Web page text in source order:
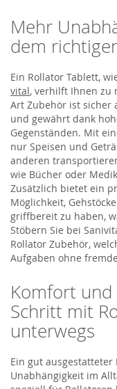
Mehr
dem
Ein Rollator Tablett,
vital, verhilft Ihnen zu
Art Zubehör ist sicher
und gewährt dank
Gegenständen. Mit
nur Speisen und
anderen
wie Bücher oder
Zusätzlich bietet ein
Möglichkeit,
griffbereit zu haben,
Stöbern Sie bei
Rollator Zubehör,
Aufgaben ohne
Komfort und
Schritt mit
unterwegs
Ein gut
Unabhängigkeit im